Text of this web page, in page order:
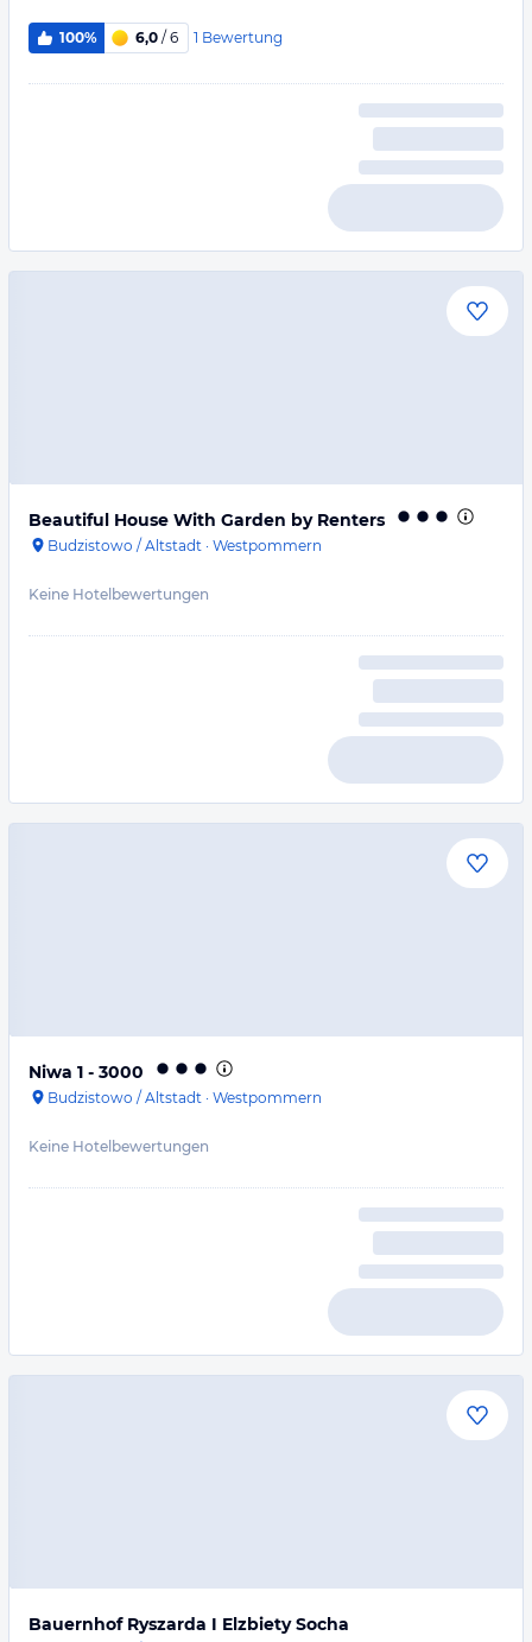
100% 6,0 / 6 1 Bewertung
Beautiful House With Garden by Renters
Budzistowo / Altstadt · Westpommern
Keine Hotelbewertungen
Niwa 1 - 3000
Budzistowo / Altstadt · Westpommern
Keine Hotelbewertungen
Bauernhof Ryszarda I Elzbiety Socha